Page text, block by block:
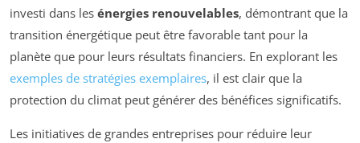
investi dans les énergies renouvelables, démontrant que la
transition énergétique peut être favorable tant pour la
planète que pour leurs résultats financiers. En explorant les
exemples de stratégies exemplaires, il est clair que la
protection du climat peut générer des bénéfices significatifs.
Les initiatives de grandes entreprises pour réduire leur